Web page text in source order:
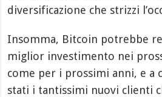
diversificazione che strizzi
Insomma, Bitcoin potrebbe
miglior investimento nei
come per i prossimi anni, e a
stati i tantissimi nuovi clienti